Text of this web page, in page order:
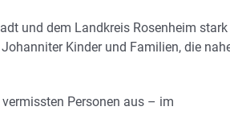
und dem Landkreis Rosenheim stark
Kinder und Familien, die
Personen aus – im